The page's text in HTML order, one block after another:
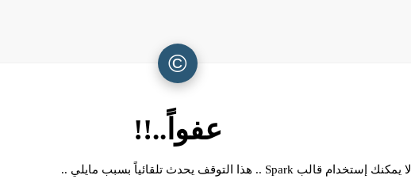
©
عفواً..!!
لا يمكنك إستخدام قالب Spark .. هذا التوقف يحدث تلقائياً بسبب مايلي ..